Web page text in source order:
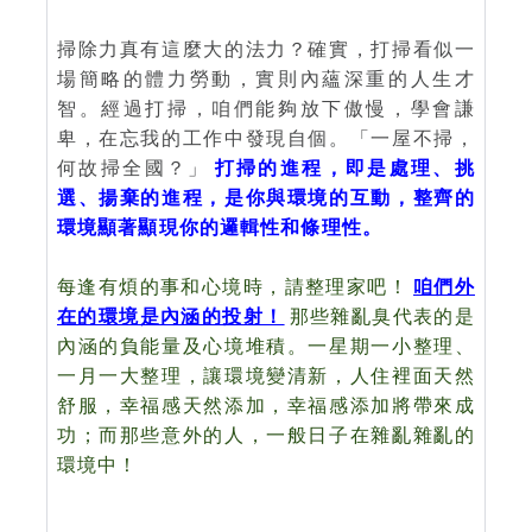
掃除力真有這麼大的法力？確實，打掃看似一
場簡略的體力勞動，實則內蘊深重的人生才
智。經過打掃，咱們能夠放下傲慢，學會謙
卑，在忘我的工作中發現自個。「一屋不掃，
何故掃全國？」
打掃的進程，即是處理、挑
選、揚棄的進程，是你與環境的互動，整齊的
環境顯著顯現你的邏輯性和條理性。
每逢有煩的事和心境時，請整理家吧！
咱們外
在的環境是內涵的投射！
那些雜亂臭代表的是
內涵的負能量及心境堆積。一星期一小整理、
一月一大整理，讓環境變清新，人住裡面天然
舒服，幸福感天然添加，幸福感添加將帶來成
功；而那些意外的人，一般日子在雜亂雜亂的
環境中！